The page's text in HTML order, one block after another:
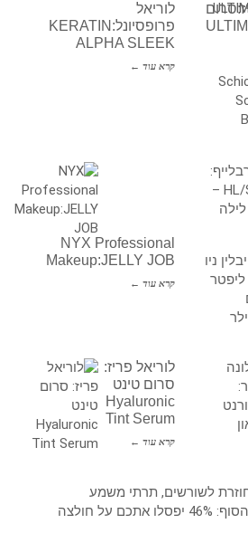
לוריאל
פרופסיונל:KERATIN
ALPHA SLEEK
קרא עוד ←
NYX Professional
Makeup:JELLY JOB
קרא עוד ←
לוריאל פריז:
סרום טינט
Hyaluronic
Tint Serum
קרא עוד ←
לשורשים, תרתי משמע
מריחים את הסוף: 46% יפסלו אתכם על חולצה